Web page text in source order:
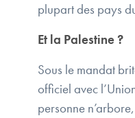
plupart des pays
Et la Palestine ?
Sous le mandat
officiel avec
personne